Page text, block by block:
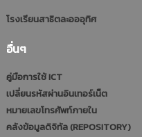
โรงเรียนสาธิตละอออุทิศ
อื่นๆ
คู่มือการใช้ ICT
เปลี่ยนรหัสผ่านอินเทอร์เน็ต
หมายเลขโทรศัพท์ภายใน
คลังข้อมูลดิจิทัล (REPOSITORY)